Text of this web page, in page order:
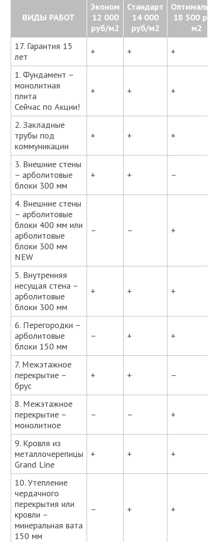
ВИДЫ РАБОТ
Эконом
12 000
руб/м2
Стандарт
14 000
руб/м2
18 500
м2
17. Гарантия 15
лет
+ + +
1. Фундамент –
монолитная
плита
Сейчас по Акции!
+ + +
2. Закладные
трубы под
коммуникации
+ + +
3. Внешние стены
– арболитовые
блоки 300 мм
+ + –
4. Внешние стены
– арболитовые
блоки 400 мм или
арболитовые
блоки 300 мм
NEW
– – +
5. Внутренняя
несущая стена –
арболитовые
блоки 300 мм
+ + +
6. Перегородки –
арболитовые
блоки 150 мм
– + +
7. Межэтажное
перекрытие –
брус
+ + –
8. Межэтажное
перекрытие –
монолитное
– – +
9. Кровля из
металлочерепицы
Grand Line
+ + +
10. Утепление
чердачного
перекрытия или
кровли –
минеральная вата
150 мм
– + +